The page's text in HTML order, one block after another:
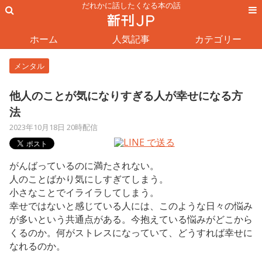
だれかに話したくなる本の話
ホーム 人気記事 カテゴリー
メンタル
他人のことが気になりすぎる人が幸せになる方
法
2023年10月18日 20時配信
がんばっているのに満たされない。
人のことばかり気にしすぎてしまう。
小さなことでイライラしてしまう。
幸せではないと感じている人には、このような日々の悩み
が多いという共通点がある。今抱えている悩みがどこから
くるのか。何がストレスになっていて、どうすれば幸せに
なれるのか。